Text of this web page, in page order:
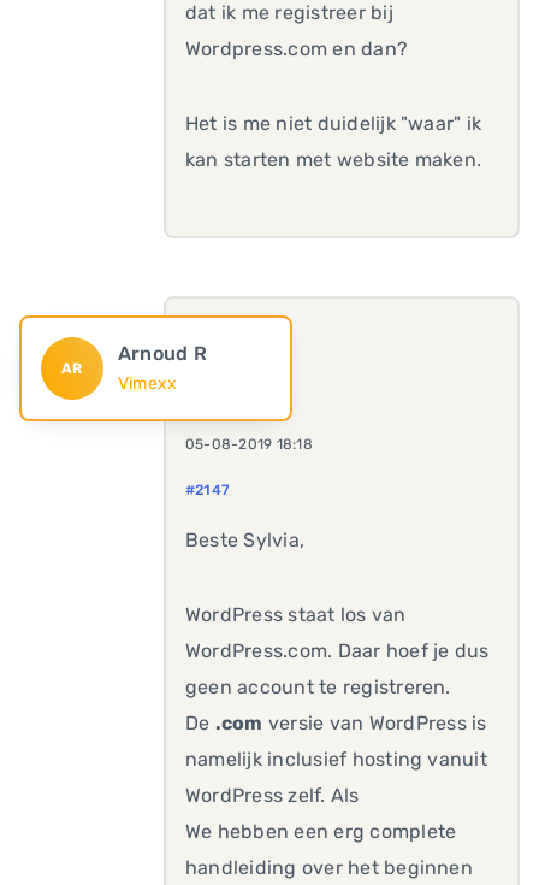
dat ik me registreer bij
Wordpress.com en dan?
Het is me niet duidelijk "waar" ik
kan starten met website maken.
AR
Arnoud R
Vimexx
05-08-2019 18:18
#2147
Beste Sylvia,
WordPress staat los van
WordPress.com. Daar hoef je dus
geen account te registreren.
De .com versie van WordPress is
namelijk inclusief hosting vanuit
WordPress zelf. Als
We hebben een erg complete
handleiding over het beginnen